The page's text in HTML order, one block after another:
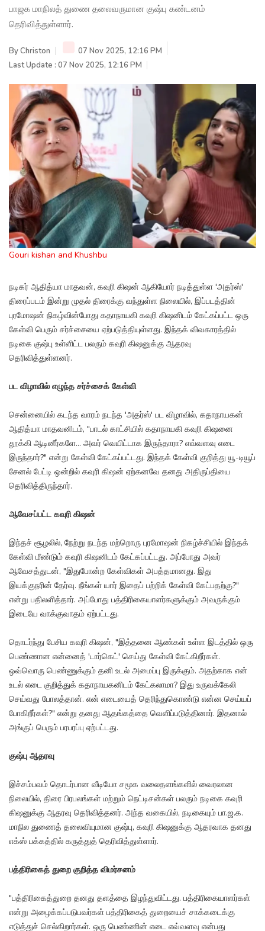
பாஜக மாநிலத் துணை தலைவருமான குஷ்பு கண்டனம்
தெரிவித்துள்ளார்.
ByChriston
07 Nov 2025, 12:16 PM
Last Update : 07 Nov 2025, 12:16 PM
Gouri kishan and Khushbu
நடிகர் ஆதித்யா மாதவன், கவுரி கிஷன் ஆகியோர் நடித்துள்ள 'அதர்ஸ்'
திரைப்படம் இன்று முதல் திரைக்கு வந்துள்ள நிலையில், இப்படத்தின்
புரமோஷன் நிகழ்வின்போது கதாநாயகி கவுரி கிஷனிடம் கேட்கப்பட்ட ஒரு
கேள்வி பெரும் சர்ச்சையை ஏற்படுத்தியுள்ளது. இந்தக் விவகாரத்தில்
நடிகை குஷ்பு உள்ளிட்ட பலரும் கவுரி கிஷனுக்கு ஆதரவு
தெரிவித்துள்ளனர்.
பட விழாவில் எழுந்த சர்ச்சைக் கேள்வி
சென்னையில் கடந்த வாரம் நடந்த 'அதர்ஸ்' பட விழாவில், கதாநாயகன்
ஆதித்யா மாதவனிடம், "பாடல் காட்சியில் கதாநாயகி கவுரி கிஷனை
தூக்கி ஆடினீர்களே... அவர் வெயிட்டாக இருந்தாரா? எவ்வளவு எடை
இருந்தார்?" என்று கேள்வி கேட்கப்பட்டது. இந்தக் கேள்வி குறித்து யூ-டியூப்
சேனல் பேட்டி ஒன்றில் கவுரி கிஷன் ஏற்கனவே தனது அதிருப்தியை
தெரிவித்திருந்தார்.
ஆவேசப்பட்ட கவுரி கிஷன்
இந்தச் சூழலில், நேற்று நடந்த மற்றொரு புரமோஷன் நிகழ்ச்சியில் இந்தக்
கேள்வி மீண்டும் கவுரி கிஷனிடம் கேட்கப்பட்டது. அப்போது அவர்
ஆவேசத்துடன், "இதுபோன்ற கேள்விகள் அபத்தமானது. இது
இயக்குநரின் தேர்வு. நீங்கள் யார் இதைப் பற்றிக் கேள்வி கேட்பதற்கு?"
என்று பதிலளித்தார். அப்போது பத்திரிகையாளர்களுக்கும் அவருக்கும்
இடையே வாக்குவாதம் ஏற்பட்டது.
தொடர்ந்து பேசிய கவுரி கிஷன், "இத்தனை ஆண்கள் உள்ள இடத்தில் ஒரு
பெண்ணான என்னைத் 'டார்கெட்' செய்து கேள்வி கேட்கிறீர்கள்.
ஒவ்வொரு பெண்ணுக்கும் தனி உடல் அமைப்பு இருக்கும். அதற்காக என்
உடல் எடை குறித்துக் கதாநாயகனிடம் கேட்கலாமா? இது உருவக்கேலி
செய்வது போலத்தான். என் எடையைத் தெரிந்துகொண்டு என்ன செய்யப்
போகிறீர்கள்?" என்று தனது ஆதங்கத்தை வெளிப்படுத்தினார். இதனால்
அங்குப் பெரும் பரபரப்பு ஏற்பட்டது.
குஷ்பு ஆதரவு
இச்சம்பவம் தொடர்பான வீடியோ சமூக வலைதளங்களில் வைரலான
நிலையில், திரை பிரபலங்கள் மற்றும் நெட்டிசன்கள் பலரும் நடிகை கவுரி
கிஷனுக்கு ஆதரவு தெரிவித்தனர். அந்த வகையில், நடிகையும் பா.ஜ.க.
மாநில துணைத் தலைவியுமான குஷ்பு, கவுரி கிஷனுக்கு ஆதரவாக தனது
எக்ஸ் பக்கத்தில் கருத்துத் தெரிவித்துள்ளார்.
பத்திரிகைத் துறை குறித்த விமர்சனம்
"பத்திரிகைத்துறை தனது தளத்தை இழந்துவிட்டது. பத்திரிகையாளர்கள்
என்று அழைக்கப்படுபவர்கள் பத்திரிகைத் துறையைச் சாக்கடைக்கு
எடுத்துச் செல்கிறார்கள். ஒரு பெண்ணின் எடை எவ்வளவு என்பது